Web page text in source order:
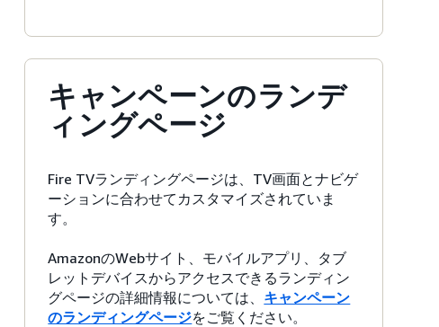
キャンペーンのランデ
ィングページ
Fire TVランディングページは、TV画面とナビゲ
ーションに合わせてカスタマイズされていま
す。
AmazonのWebサイト、モバイルアプリ、タブ
レットデバイスからアクセスできるランディン
グページの詳細情報については、 キャンペーン
のランディングページをご覧ください。